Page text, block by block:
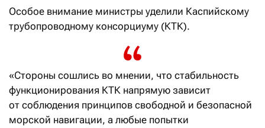
Особое внимание министры уделили Каспийскому
трубопроводному консорциуму (КТК).
«Стороны сошлись во мнении, что стабильность
функционирования КТК напрямую зависит
от соблюдения принципов свободной и безопасной
морской навигации, а любые попытки